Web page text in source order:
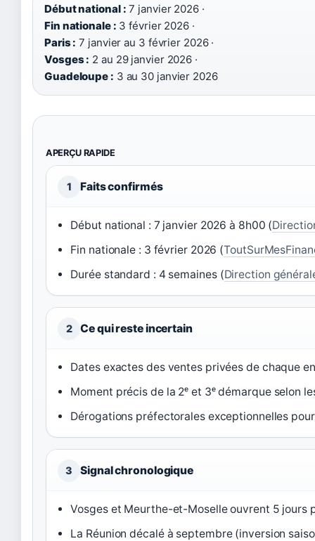
Début national : 7 janvier 2026 ·
Fin nationale : 3 février 2026 ·
Paris : 7 janvier au 3 février 2026 ·
Vosges : 2 au 29 janvier 2026 ·
Guadeloupe : 3 au 30 janvier 2026
APERÇU RAPIDE
1 Faits confirmés
Début national : 7 janvier 2026 à 8h00 (
Fin nationale : 3 février 2026 (
Durée standard : 4 semaines (Direction
2 Ce qui reste incertain
Dates exactes des ventes privées de chaque
Moment précis de la 2ᵉ et 3ᵉ démarque selon
Dérogations préfectorales exceptionnelles
3 Signal chronologique
Vosges et Meurthe-et-Moselle ouvrent 5 jours
La Réunion décalé à septembre (inversion